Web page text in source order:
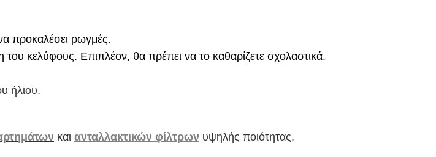
προκαλέσει ρωγμές.
κελύφους. Επιπλέον, θα πρέπει να το καθαρίζετε σχολαστικά.
ήλιου.
και ανταλλακτικών φίλτρων υψηλής ποιότητας.